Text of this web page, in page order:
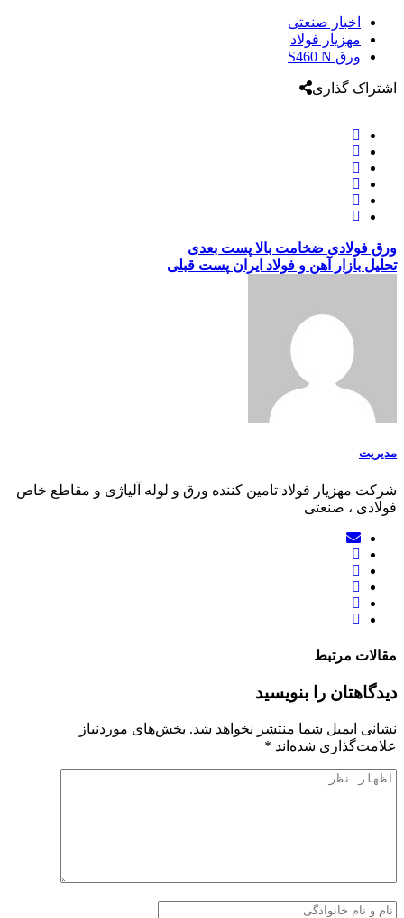
اخبار صنعتی
مهزیار فولاد
ورق S460 N
اشتراک گذاری
ورق فولادی ضخامت بالا پست بعدی
تحلیل بازار آهن و فولاد ایران پست قبلی
مدیریت
شرکت مهزیار فولاد تامین کننده ورق و لوله آلیاژی و مقاطع خاص
فولادی ، صنعتی
مقالات مرتبط
دیدگاهتان را بنویسید
نشانی ایمیل شما منتشر نخواهد شد. بخش‌های موردنیاز
علامت‌گذاری شده‌اند *